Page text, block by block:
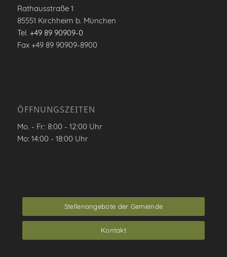
Rathausstraße 1
85551 Kirchheim b. München
Tel. +49 89 90909-0
Fax +49 89 90909-8900
ÖFFNUNGSZEITEN
Mo. - Fr.: 8:00 - 12:00 Uhr
Mo: 14:00 - 18:00 Uhr
Stellenangebote der Gemeinde
Kontakt